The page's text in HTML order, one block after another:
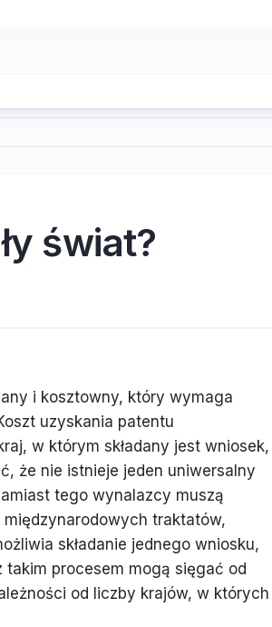
świat?
i kosztowny, który wymaga
uzyskania patentu
w którym składany jest wniosek,
że nie istnieje jeden uniwersalny
tego wynalazcy muszą
traktatów,
składanie jednego wniosku,
procesem mogą sięgać od
od liczby krajów, w których